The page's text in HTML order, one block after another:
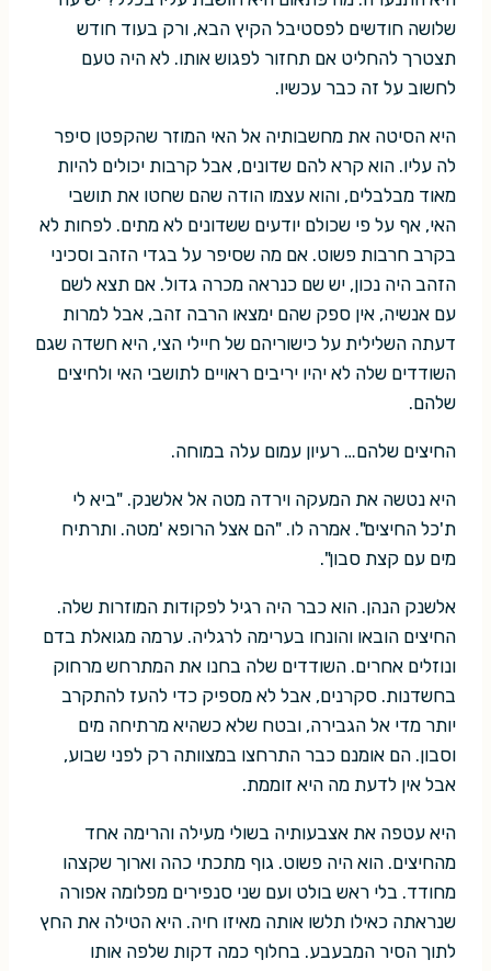
שלושה חודשים לפסטיבל הקיץ הבא, ורק בעוד חודש
תצטרך להחליט אם תחזור לפגוש אותו. לא היה טעם
לחשוב על זה כבר עכשיו.
היא הסיטה את מחשבותיה אל האי המוזר שהקפטן סיפר
לה עליו. הוא קרא להם שדונים, אבל קרבות יכולים להיות
מאוד מבלבלים, והוא עצמו הודה שהם שחטו את תושבי
האי, אף על פי שכולם יודעים ששדונים לא מתים. לפחות לא
בקרב חרבות פשוט. אם מה שסיפר על בגדי הזהב וסכיני
הזהב היה נכון, יש שם כנראה מכרה גדול. אם תצא לשם
עם אנשיה, אין ספק שהם ימצאו הרבה זהב, אבל למרות
דעתה השלילית על כישוריהם של חיילי הצי, היא חשדה שגם
השודדים שלה לא יהיו יריבים ראויים לתושבי האי ולחיצים
שלהם.
החיצים שלהם… רעיון עמום עלה במוחה.
היא נטשה את המעקה וירדה מטה אל אלשנק. "ביא לי
ת'כל החיצים". אמרה לו. "הם אצל הרופא 'מטה. ותרתיח
מים עם קצת סבון".
אלשנק הנהן. הוא כבר היה רגיל לפקודות המוזרות שלה.
החיצים הובאו והונחו בערימה לרגליה. ערמה מגואלת בדם
ונוזלים אחרים. השודדים שלה בחנו את המתרחש מרחוק
בחשדנות. סקרנים, אבל לא מספיק כדי להעז להתקרב
יותר מדי אל הגבירה, ובטח שלא כשהיא מרתיחה מים
וסבון. הם אומנם כבר התרחצו במצוותה רק לפני שבוע,
אבל אין לדעת מה היא זוממת.
היא עטפה את אצבעותיה בשולי מעילה והרימה אחד
מהחיצים. הוא היה פשוט. גוף מתכתי כהה וארוך שקצהו
מחודד. בלי ראש בולט ועם שני סנפירים מפלומה אפורה
שנראתה כאילו תלשו אותה מאיזו חיה. היא הטילה את החץ
לתוך הסיר המבעבע. בחלוף כמה דקות שלפה אותו